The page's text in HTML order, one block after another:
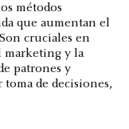
métodos
que aumentan el
cruciales en
marketing y la
patrones y
de decisiones,